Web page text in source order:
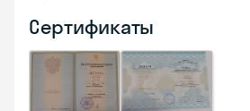
Сертификаты